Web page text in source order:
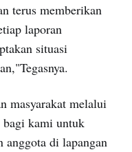
terus memberikan
laporan
situasi
masyarakat melalui
bagi kami untuk
di lapangan